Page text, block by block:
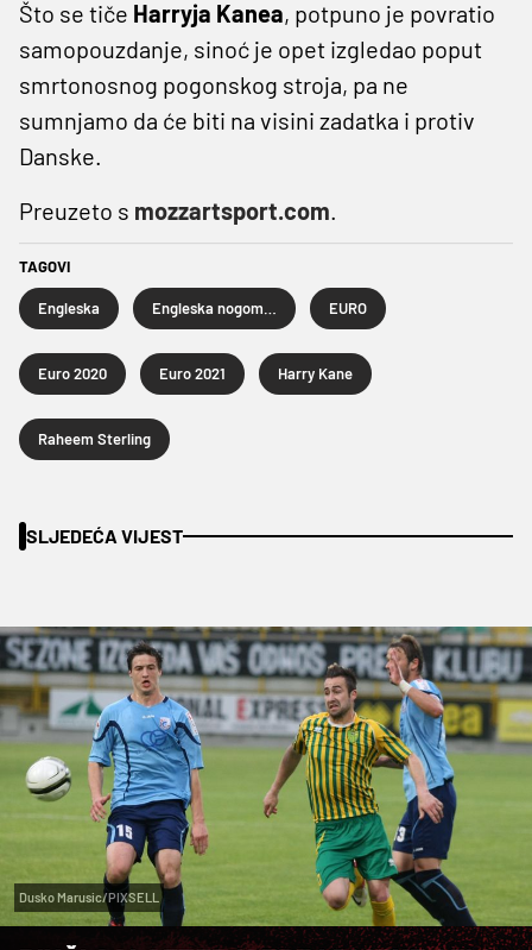
Što se tiče Harryja Kanea, potpuno je povratio
samopouzdanje, sinoć je opet izgledao poput
smrtonosnog pogonskog stroja, pa ne
sumnjamo da će biti na visini zadatka i protiv
Danske.
Preuzeto s mozzartsport.com.
TAGOVI
Engleska EURO
Euro 2020 Euro 2021 Harry Kane
Raheem Sterling
SLJEDEĆA VIJEST
Dusko Marusic/PIXSELL